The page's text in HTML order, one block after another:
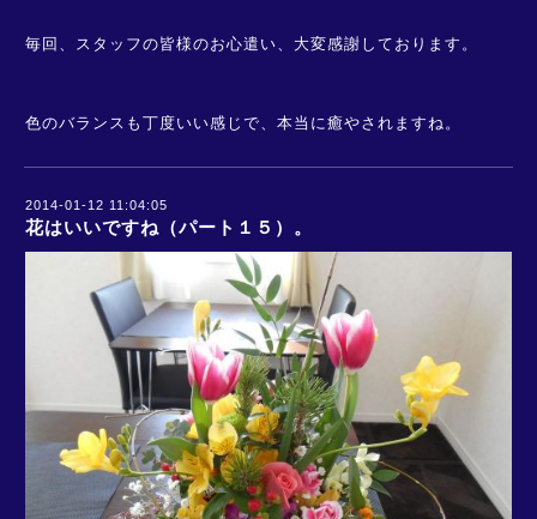
毎回、スタッフの皆様のお心遣い、大変感謝しております。
色のバランスも丁度いい感じで、本当に癒やされますね。
2014-01-12 11:04:05
花はいいですね（パート１５）。